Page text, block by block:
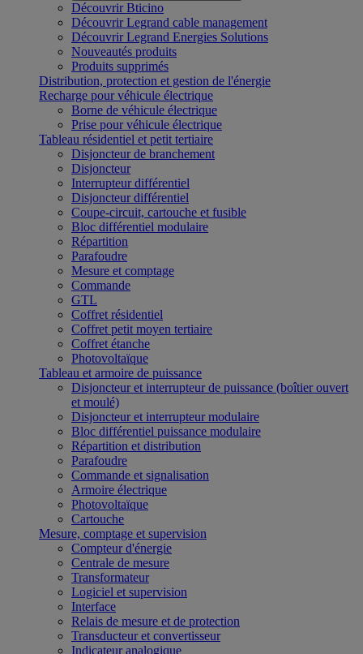
Découvrir Bticino
Découvrir Legrand cable management
Découvrir Legrand Energies Solutions
Nouveautés produits
Produits supprimés
Distribution, protection et gestion de l'énergie
Recharge pour véhicule électrique
Borne de véhicule électrique
Prise pour véhicule électrique
Tableau résidentiel et petit tertiaire
Disjoncteur de branchement
Disjoncteur
Interrupteur différentiel
Disjoncteur différentiel
Coupe-circuit, cartouche et fusible
Bloc différentiel modulaire
Répartition
Parafoudre
Mesure et comptage
Commande
GTL
Coffret résidentiel
Coffret petit moyen tertiaire
Coffret étanche
Photovoltaïque
Tableau et armoire de puissance
Disjoncteur et interrupteur de puissance (boîtier ouvert
et moulé)
Disjoncteur et interrupteur modulaire
Bloc différentiel puissance modulaire
Répartition et distribution
Parafoudre
Commande et signalisation
Armoire électrique
Photovoltaïque
Cartouche
Mesure, comptage et supervision
Compteur d'énergie
Centrale de mesure
Transformateur
Logiciel et supervision
Interface
Relais de mesure et de protection
Transducteur et convertisseur
Indicateur analogique